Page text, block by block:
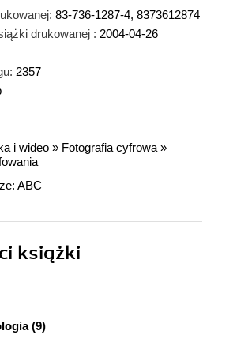
83-736-1287-4, 8373612874
drukowanej : 2004-04-26
2357
i wideo » Fotografia cyfrowa »
ABC
książki
(9)